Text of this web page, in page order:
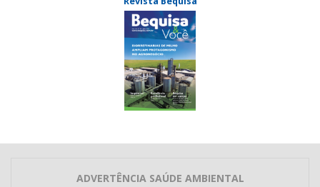
ADVERTÊNCIA SAÚDE AMBIENTAL